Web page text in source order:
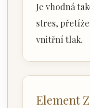
Je vhodná
stres,
vnitřní tlak.
Element